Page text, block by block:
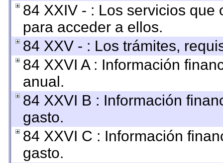
84 XXIV - : Los servicios
para acceder a ellos.
84 XXV - : Los trámites,
84 XXVI A : Información
anual.
84 XXVI B : Información
gasto.
84 XXVI C : Información
gasto.